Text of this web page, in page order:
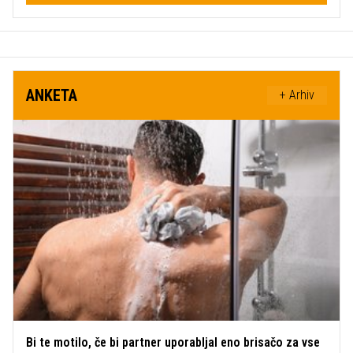
ANKETA + Arhiv
Bi te motilo, če bi partner uporabljal eno brisačo za vse